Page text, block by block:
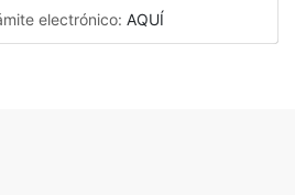
electrónico: AQUÍ